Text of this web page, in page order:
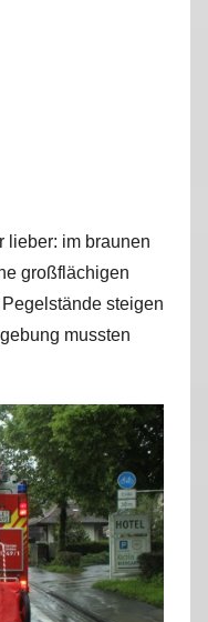
lieber: im braunen
großflächigen
steigen
mussten